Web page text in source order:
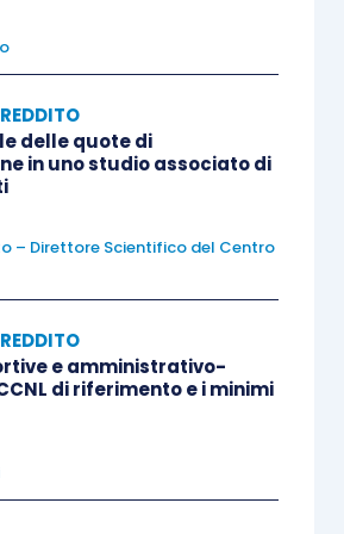
idonea a
– la presunzione recata dal
di onnicomprensività della
“si considerano in ogni caso
o redditi diversi
complessivo di tutti i
amministratori di cui al presente
un
dell’investimento complessivo
di investimento collettivo
delle quote di
in uno studio associato di
– Direttore Scientifico del Centro
e amministrativo-
di riferimento e i minimi